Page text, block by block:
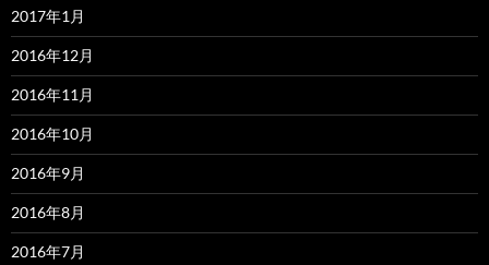
2017年1月
2016年12月
2016年11月
2016年10月
2016年9月
2016年8月
2016年7月